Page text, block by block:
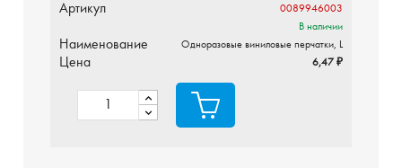
Артикул
0089946003
В наличии
Наименование Одноразовые виниловые перчатки, L
Цена 6,47 ₽